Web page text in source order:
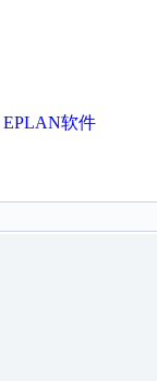
EPLAN软件